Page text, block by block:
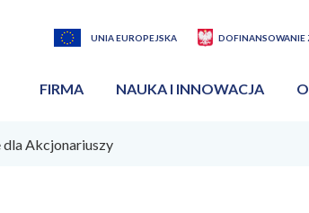
UNIA EUROPEJSKA DOFINANSOWANIE
FIRMA NAUKA I INNOWACJA
Akcjonariuszy